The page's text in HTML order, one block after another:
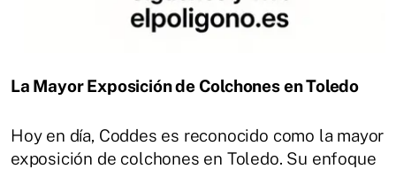
La Mayor Exposición de Colchones en Toledo
Hoy en día, Coddes es reconocido como la mayor
exposición de colchones en Toledo. Su enfoque